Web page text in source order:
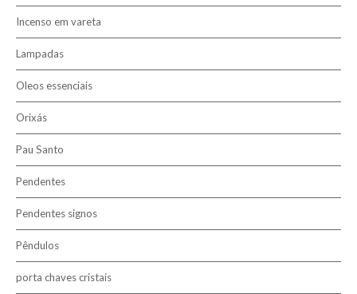
Incenso em vareta
Lampadas
Oleos essenciais
Orixás
Pau Santo
Pendentes
Pendentes signos
Pêndulos
porta chaves cristais